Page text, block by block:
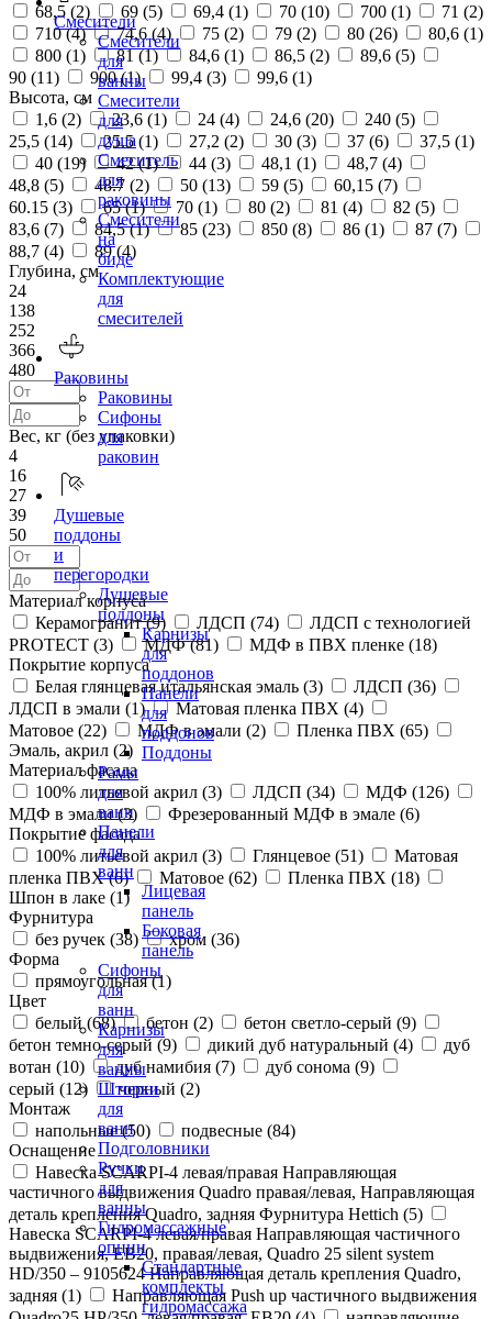
Смесители
Смесители
для
ванны
Смесители
для
душа
Смеситель
для
раковины
Смесители
на
биде
Комплектующие
для
смесителей
Раковины
Раковины
Сифоны
для
раковин
Душевые
поддоны
и
перегородки
Душевые
поддоны
Карнизы
для
поддонов
Панели
для
поддонов
Поддоны
Рамы
для
ванн
Панели
для
ванн
Лицевая
панель
Боковая
панель
Сифоны
для
ванн
Карнизы
для
ванны
Шторки
для
ванн
Подголовники
Ручки
для
ванны
Гидромассажные
опции
Стандартные
комплекты
гидромассажа
68,5 (2) 69 (5) 69,4 (1) 70 (10) 700 (1) 71 (2)
710 (4) 74,6 (4) 75 (2) 79 (2) 80 (26) 80,6 (1)
800 (1) 81 (1) 84,6 (1) 86,5 (2) 89,6 (5)
90 (11) 900 (1) 99,4 (3) 99,6 (1)
Высота, см
1,6 (2) 23,6 (1) 24 (4) 24,6 (20) 240 (5)
25,5 (14) 25.5 (1) 27,2 (2) 30 (3) 37 (6) 37,5 (1)
40 (19) 42 (1) 44 (3) 48,1 (1) 48,7 (4)
48,8 (5) 48.7 (2) 50 (13) 59 (5) 60,15 (7)
60.15 (3) 65 (1) 70 (1) 80 (2) 81 (4) 82 (5)
83,6 (7) 84,5 (1) 85 (23) 850 (8) 86 (1) 87 (7)
88,7 (4) 89 (4)
Глубина, см
24
138
252
366
480
Вес, кг (без упаковки)
4
16
27
39
50
Материал корпуса
Керамогранит (9) ЛДСП (74)
ЛДСП с технологией
PROTECT (3) МДФ (81) МДФ в ПВХ пленке (18)
Покрытие корпуса
Белая глянцевая итальянская эмаль (3) ЛДСП (36)
ЛДСП в эмали (1) Матовая пленка ПВХ (4)
Матовое (22) МДФ в эмали (2) Пленка ПВХ (65)
Эмаль, акрил (2)
Материал фасада
100% литьевой акрил (3) ЛДСП (34) МДФ (126)
МДФ в эмали (3) Фрезерованный МДФ в эмале (6)
Покрытие фасада
100% литьевой акрил (3) Глянцевое (51)
Матовая
пленка ПВХ (6) Матовое (62) Пленка ПВХ (18)
Шпон в лаке (1)
Фурнитура
без ручек (38) хром (36)
Форма
прямоугольная (1)
Цвет
белый (68) бетон (2) бетон светло-серый (9)
бетон темно-серый (9) дикий дуб натуральный (4)
дуб
вотан (10) дуб намибия (7) дуб сонома (9)
серый (12) черный (2)
Монтаж
напольные (50) подвесные (84)
Оснащение
Навеска SCARPI-4 левая/правая Направляющая
частичного выдвижения Quadro правая/левая, Направляющая
деталь крепления Quadro, задняя Фурнитура Hettich (5)
Навеска SCARPI-4 левая/правая Направляющая частичного
выдвижения, ЕВ20, правая/левая, Quadro 25 silent system
HD/350 – 9105624 Направляющая деталь крепления Quadro,
задняя (1)
Направляющая Push up частичного выдвижения